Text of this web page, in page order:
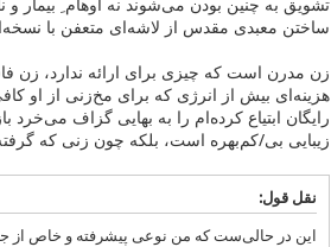
تشویق به چنین بودن می‌شوند نه اوهام ِ بیمار
ساختن معبدی مقدس از لاشه‌ای متعفن با
زن مدرن است که چیزی برای ارائه ندارد،
هزینه‌ای بیش از انرژی که برای مخ‌زنی از
رایگان ابتیاع کرده‌ام را به بهایی گزاف
زیبایی بی/کم‌بهره است، بلکه چون زنی که
نقل قول:
این در حالی‌ست که من نوعی پیشرفته و خاص